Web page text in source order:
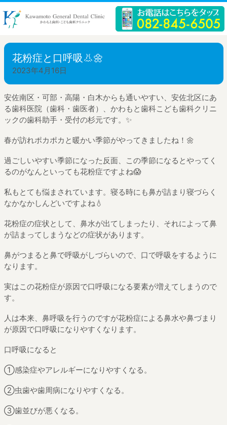
花粉症と口呼吸👃🌼
2023年4月16日
安佐南区・可部・高陽・白木からも通いやすい、安佐北区にあ
る歯科医院（歯科・歯医者）、かわもと歯科こども歯科クリニ
ックの歯科助手・受付の杉元です。 ✨
春が訪れポカポカと暖かい季節がやってきましたね！ 🌼
過ごしいやすい季節になった反面、この季節になるとやってく
るのがなんといっても花粉症ですよね😱
私もとても悩まされています。寝る時にも鼻が詰まり寝づらく
なかなかしんどいですよね💧
花粉症の症状として、鼻水が出てしまったり、それによって鼻
が詰まってしまうなどの症状があります。
鼻がつまると鼻で呼吸がしづらいので、口で呼吸をするように
なります。
実はこの花粉症が原因で口呼吸になる要素が増えてしまうので
す。
人は本来、鼻呼吸を行うのですが花粉症による鼻水や鼻づまり
が原因で口呼吸になりやすくなります。
口呼吸になると
①感染症やアレルギーになりやすくなる。
②虫歯や歯周病になりやすくなる。
③歯並びが悪くなる。